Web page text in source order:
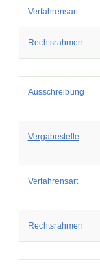
Verfahrensart
Rechtsrahmen
Ausschreibung
Vergabestelle
Verfahrensart
Rechtsrahmen